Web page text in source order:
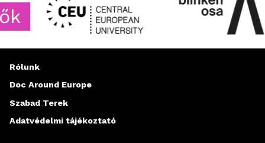
Rólunk
Doc Around Europe
Szabad Terek
Adatvédelmi tájékoztató